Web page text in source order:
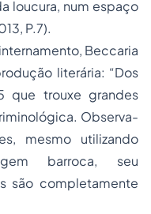
loucura, num espaço
P.7).
Beccaria
literária: “Dos
que trouxe grandes
Observa-
mesmo utilizando
barroca, seu
são completamente